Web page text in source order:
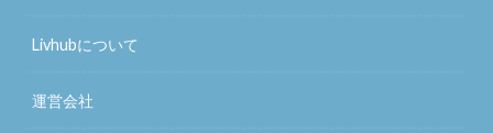
Livhubについて
運営会社